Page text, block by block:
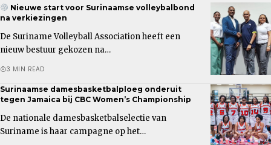
Nieuwe start voor Surinaamse volleybalbond
na verkiezingen
De Suriname Volleyball Association heeft een
nieuw bestuur gekozen na…
3 MIN READ
Surinaamse damesbasketbalploeg onderuit
tegen Jamaica bij CBC Women’s Championship
De nationale damesbasketbalselectie van
Suriname is haar campagne op het…